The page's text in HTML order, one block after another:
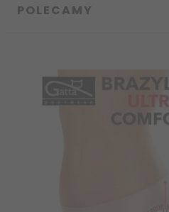
POLECAMY